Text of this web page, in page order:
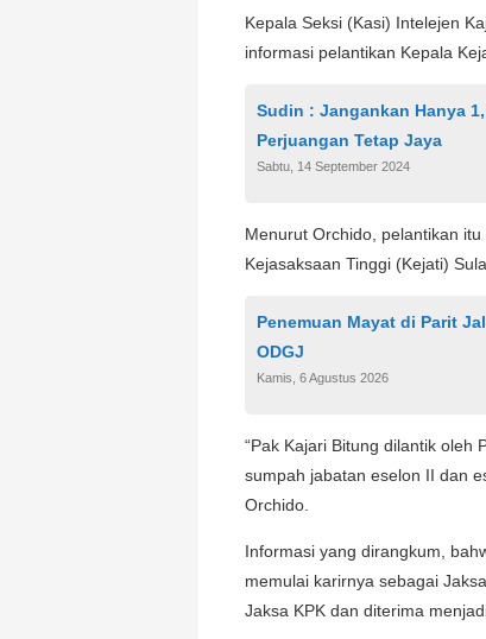
Kepala Seksi (Kasi) Intelejen
informasi pelantikan Kepala
Sudin : Jangankan Hanya
Perjuangan Tetap Jaya
Sabtu, 14 September 2024
Menurut Orchido, pelantikan
Kejasaksaan Tinggi (Kejati)
Penemuan Mayat di Parit
ODGJ
Kamis, 6 Agustus 2026
“Pak Kajari Bitung dilantik oleh
sumpah jabatan eselon II dan
Orchido.
Informasi yang dirangkum,
memulai karirnya sebagai
Jaksa KPK dan diterima